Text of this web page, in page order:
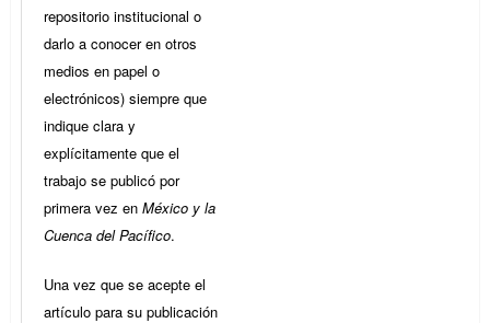
repositorio institucional o
darlo a conocer en otros
medios en papel o
electrónicos) siempre que
indique clara y
explícitamente que el
trabajo se publicó por
primera vez en México y la
Cuenca del Pacífico.
Una vez que se acepte el
artículo para su publicación